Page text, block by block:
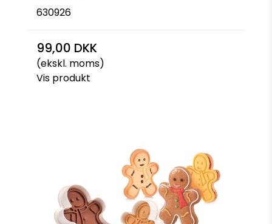
630926
99,00 DKK
(ekskl. moms)
Vis produkt